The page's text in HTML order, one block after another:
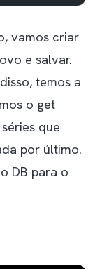
vamos criar
e salvar.
temos a
o get
que
por último.
DB para o